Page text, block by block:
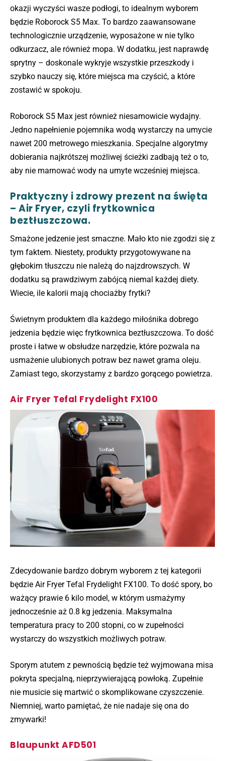
okazji wyczyści wasze podłogi, to idealnym wyborem
będzie Roborock S5 Max. To bardzo zaawansowane
technologicznie urządzenie, wyposażone w nie tylko
odkurzacz, ale również mopa. W dodatku, jest naprawdę
sprytny – doskonale wykryje wszystkie przeszkody i
szybko nauczy się, które miejsca ma czyścić, a które
zostawić w spokoju.
Roborock S5 Max jest również niesamowicie wydajny.
Jedno napełnienie pojemnika wodą wystarczy na umycie
nawet 200 metrowego mieszkania. Specjalne algorytmy
dobierania najkrótszej możliwej ścieżki zadbają też o to,
aby nie marnować wody na umyte wcześniej miejsca.
Praktyczny i zdrowy prezent na święta
– Air Fryer, czyli frytkownica
beztłuszczowa.
Smażone jedzenie jest smaczne. Mało kto nie zgodzi się z
tym faktem. Niestety, produkty przygotowywane na
głębokim tłuszczu nie należą do najzdrowszych. W
dodatku są prawdziwym zabójcą niemal każdej diety.
Wiecie, ile kalorii mają chociażby frytki?
Świetnym produktem dla każdego miłośnika dobrego
jedzenia będzie więc frytkownica beztłuszczowa. To dość
proste i łatwe w obsłudze narzędzie, które pozwala na
usmażenie ulubionych potraw bez nawet grama oleju.
Zamiast tego, skorzystamy z bardzo gorącego powietrza.
Air Fryer Tefal Frydelight FX100
Zdecydowanie bardzo dobrym wyborem z tej kategorii
będzie Air Fryer Tefal Frydelight FX100. To dość spory, bo
ważący prawie 6 kilo model, w którym usmażymy
jednocześnie aż 0.8 kg jedzenia. Maksymalna
temperatura pracy to 200 stopni, co w zupełności
wystarczy do wszystkich możliwych potraw.
Sporym atutem z pewnością będzie też wyjmowana misa
pokryta specjalną, nieprzywierającą powłoką. Zupełnie
nie musicie się martwić o skomplikowane czyszczenie.
Niemniej, warto pamiętać, że nie nadaje się ona do
zmywarki!
Blaupunkt AFD501